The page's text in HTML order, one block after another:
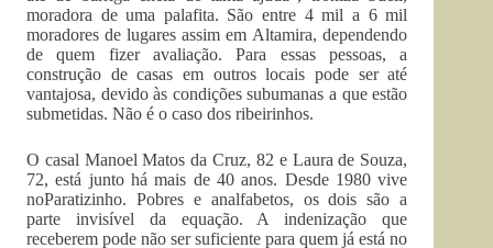
moradora de uma palafita. São entre 4 mil a 6 mil
moradores de lugares assim em Altamira, dependendo
de quem fizer avaliação. Para essas pessoas, a
construção de casas em outros locais pode ser até
vantajosa, devido às condições subumanas a que estão
submetidas. Não é o caso dos ribeirinhos.
O casal Manoel Matos da Cruz, 82 e Laura de Souza,
72, está junto há mais de 40 anos. Desde 1980 vive
noParatizinho. Pobres e analfabetos, os dois são a
parte invisível da equação. A indenização que
receberem pode não ser suficiente para quem já está no